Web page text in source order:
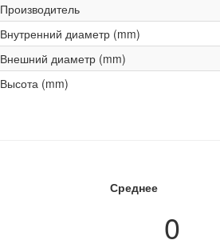
Производитель
Внутренний диаметр (mm)
Внешний диаметр (mm)
Высота (mm)
Среднее
0